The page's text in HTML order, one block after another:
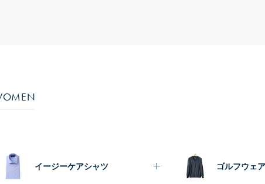
イージーケアシャツ ゴルフウェア